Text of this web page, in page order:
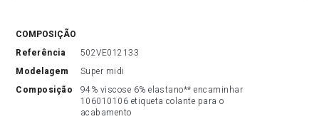
COMPOSIÇÃO
referência
502VE012133
modelagem
Super midi
composição
94% viscose 6% elastano** encaminhar
106010106 etiqueta colante para o
acabamento